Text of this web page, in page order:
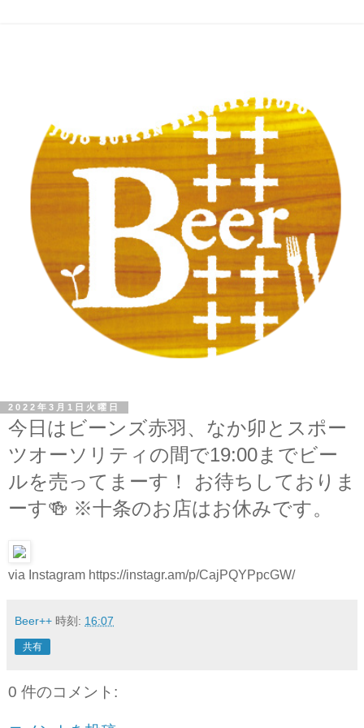
2022年3月1日火曜日
今日はビーンズ赤羽、なか卯とスポー
ツオーソリティの間で19:00までビー
ルを売ってまーす！ お待ちしておりま
ーす🍻 ※十条のお店はお休みです。
via Instagram https://instagr.am/p/CajPQYPpcGW/
Beer++ 時刻: 16:07
共有
0 件のコメント: